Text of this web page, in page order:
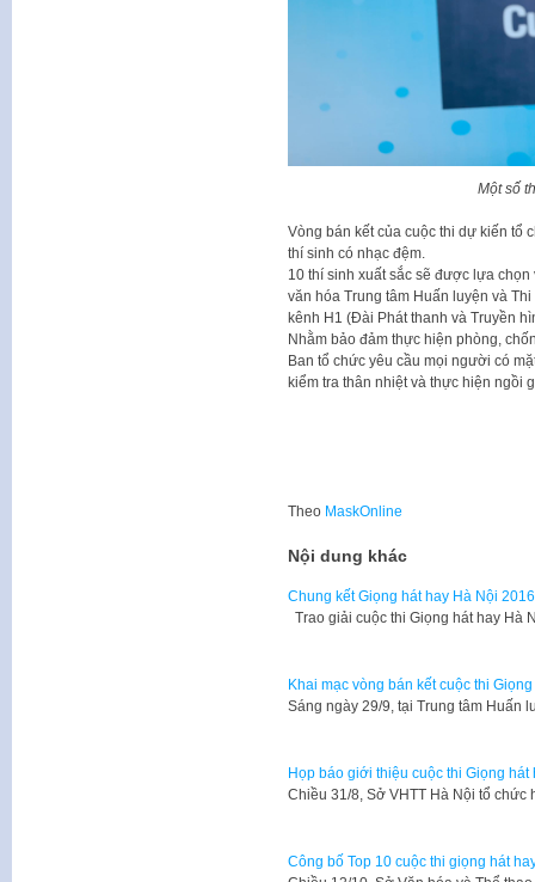
Một số
Vòng bán kết của cuộc thi dự kiến tổ
thí sinh có nhạc đệm.
10 thí sinh xuất sắc sẽ được lựa
văn hóa Trung tâm Huấn luyện và
kênh H1 (Đài Phát thanh và Truyền
Nhằm bảo đảm thực hiện phòng,
Ban tổ chức yêu cầu mọi người có
kiểm tra thân nhiệt và thực hiện ngồi
Theo MaskOnline
Nội dung khác
Chung kết Giọng hát hay Hà Nội 2016
Trao giải cuộc thi Giọng hát hay
Khai mạc vòng bán kết cuộc thi
Sáng ngày 29/9, tại Trung tâm Huấn
Họp báo giới thiệu cuộc thi Giọng hát
Chiều 31/8, Sở VHTT Hà Nội tổ
Công bố Top 10 cuộc thi giọng hát